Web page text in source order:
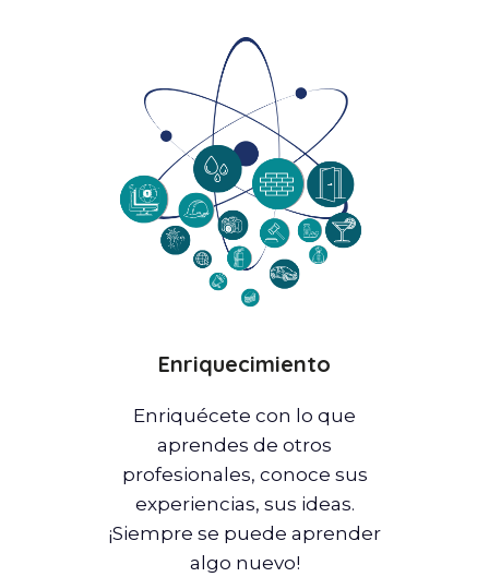
Enriquecimiento
Enriquécete con lo que
aprendes de otros
profesionales, conoce sus
experiencias, sus ideas.
¡Siempre se puede aprender
algo nuevo!